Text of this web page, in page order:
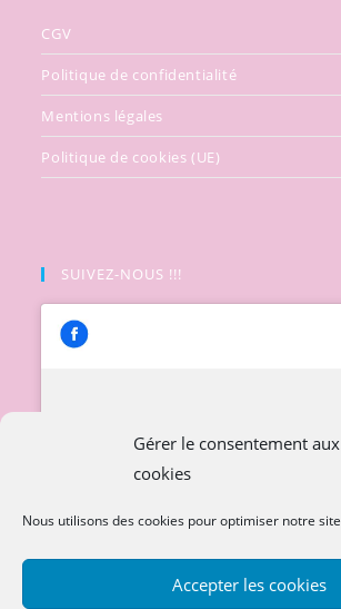
Gérer le consentement aux
cookies
Nous utilisons des cookies pour optimiser notre
Accepter les cookies
CGV
Politique de confidentialité
Mentions légales
Politique de cookies (UE)
SUIVEZ-NOUS !!!
Cliquez pour accepter les
marketing et activer ce